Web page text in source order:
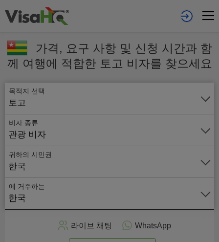
가격, 요구 사항 및 신청 시간과 함
께 여행에 적합한 토고 비자를 찾으세요
목적지 선택
토고
비자 종류
관광 비자
귀하의 시민권
한국
에 거주하는
한국
온
라
인
라이브 채팅 WhatsApp